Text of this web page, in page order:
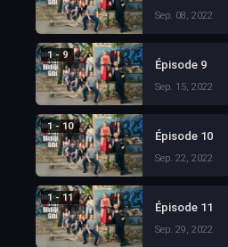
Sep. 08, 2022
1 - 9
Épisode 9
Sep. 15, 2022
1 - 10
Épisode 10
Sep. 22, 2022
1 - 11
Épisode 11
Sep. 29, 2022